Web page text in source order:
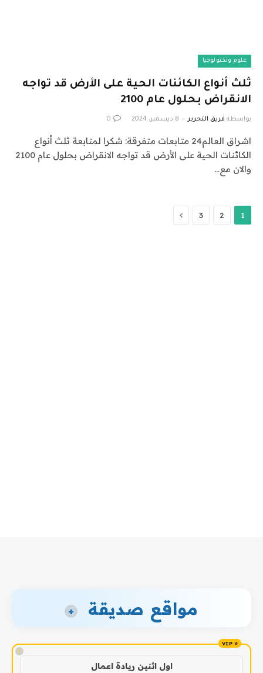
علوم وتكنولوجيا
ثلث أنواع الكائنات الحية على الأرض قد تواجه
الانقراض بحلول عام 2100
بواسطة فريق التحرير 8 ديسمبر، 2024 0
اشراق العالم24 متابعات متفرقة: شكرا لمتابعة ثلث أنواع
الكائنات الحية على الأرض قد تواجه الانقراض بحلول عام 2100
والان مع…
1
2
3 التالي
مواقع صديقة +
!
اول اثنين ريادة اعمال